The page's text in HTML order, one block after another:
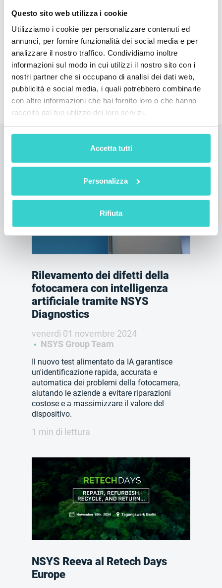
Questo sito web utilizza i cookie
Utilizziamo i cookie per personalizzare contenuti ed
annunci, per fornire funzionalità dei social media e per
analizzare il nostro traffico. Condividiamo inoltre
informazioni sul modo in cui utilizzi il nostro sito con i
nostri partner che si occupano di analisi dei dati web,
pubblicità e social media, i quali potrebbero combinarle
con altre informazioni che hai fornito loro o che hanno
raccolto dal tuo utilizzo dei loro servizi.
Accetta tutti
Personalizza
Rifiuta
prezzi di permuta accurati per rivenditori e
distributori di telefoni con Reeva Nova
Fissare la demo
Leggi anche
Rilevamento dei difetti della
fotocamera con intelligenza
artificiale tramite NSYS
Diagnostics
venerdì 01 novembre 2024
NSYS Group Team
Il nuovo test alimentato da IA garantisce
un'identificazione rapida, accurata e
automatica dei problemi della fotocamera,
aiutando le aziende a evitare riparazioni
costose e a massimizzare il valore del
dispositivo.
1 min di lettura
NSYS Reeva al Retech Days
Europe